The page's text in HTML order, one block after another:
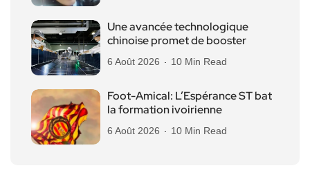
Une avancée technologique
chinoise promet de booster
6 Août 2026 10 Min Read
Foot-Amical: L’Espérance ST bat
la formation ivoirienne
6 Août 2026 10 Min Read